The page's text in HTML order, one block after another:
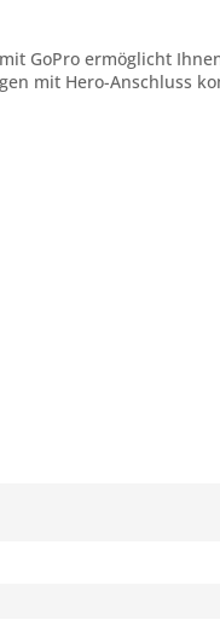
GoPro ermöglicht
mit Hero-Anschluss